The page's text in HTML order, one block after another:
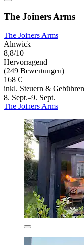
The Joiners Arms
The Joiners Arms
Alnwick
8,8/10
Hervorragend
(249 Bewertungen)
168 €
inkl. Steuern & Gebühren
8. Sept.–9. Sept.
The Joiners Arms